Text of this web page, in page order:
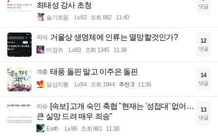
최태성 강사 초청
슬기로움 Lv.92 조회 682 11:40
댓글
지식 거울상 생명체에 인류는 멸망할것인가?
마검귀 Lv.83 조회 1345 11:39
12
댓글
계층 태풍 돌핀 말고 이주은 돌핀
달섭지롱 Lv.94 조회 1944 추천 3 11:36
14
댓글
이슈 [속보] 고개 숙인 축협 "현재는 '성접대' 없어…
큰 실망 드려 매우 죄송"
Earth Lv.96 조회 981 11:36
13
댓글